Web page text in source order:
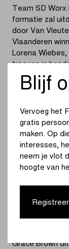
Team SD
formatie zal
door Van
Vlaanderen
Lorena
troeven in
Segafredo. De
start.
Ook Marta
laatste
Nieuwsblad
finishte zowel
meer Italiaans
Team. Maria
Grace Brown
Blijf
Vervoeg het
gratis
maken. Op
interesses,
neem je vlot
hoogte van
Registreer